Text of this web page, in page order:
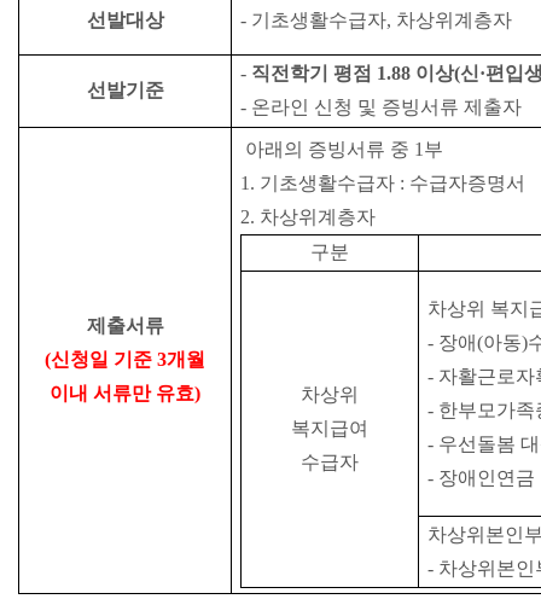
선발대상 - 기초생활수급자, 차상위계층자
선발기준
- 직전학기 평점 1.88 이상(신·편입
- 온라인 신청 및 증빙서류 제출자
제출서류
(신청일 기준 3개월
이내 서류만 유효)
아래의 증빙서류 중 1 부
1. 기초생활수급자 : 수급자증명서
2. 차상위계층자
구분
차상위
복지급여
수급자
차상위 복지
- 장애(아동)
- 자활근로자
- 한부모가족
- 우선돌봄
- 장애인연금
차상위본인
- 차상위본